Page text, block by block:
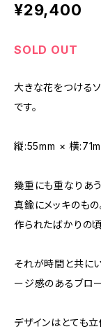
¥29,400
SOLD OUT
大きな花をつける
です。
縦:55mm × 横
幾重にも重なりあ
真鍮にメッキのもの
作られたばかりの
それが時間と共に
ージ感のあるブロ
デザインはとても立